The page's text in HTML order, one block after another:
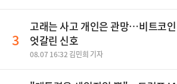
3
고래는 사고 개인은 관망…비트코인
엇갈린 신호
08.07 16:32 김민희 기자